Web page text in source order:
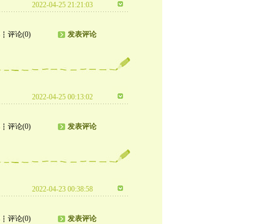
2022-04-25 21:21:03
评论(0) 发表评论
2022-04-25 00:13:02
评论(0) 发表评论
2022-04-23 00:38:58
评论(0) 发表评论